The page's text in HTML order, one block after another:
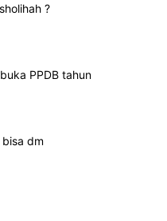
?
PPDB tahun
dm